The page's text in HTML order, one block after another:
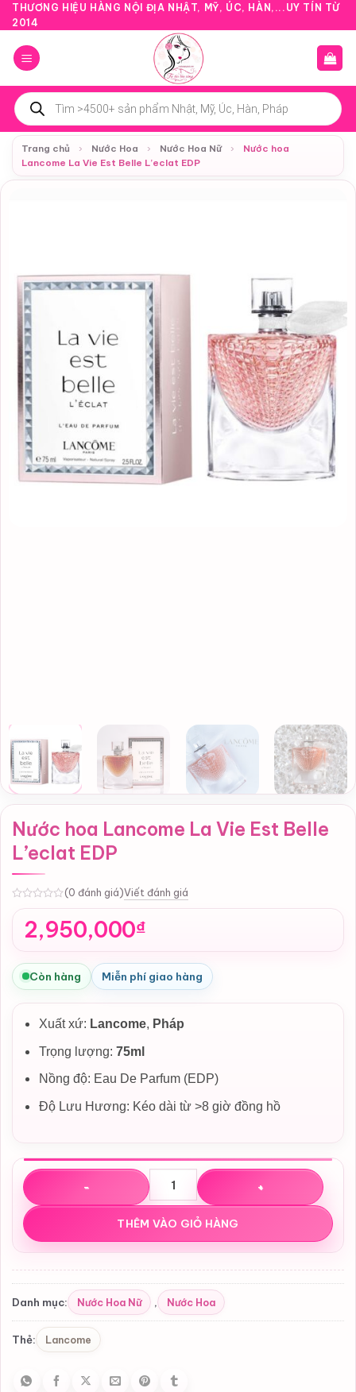
Bỏ
qua
nội
dung
THƯƠNG HIỆU HÀNG NỘI ĐỊA NHẬT, MỸ, ÚC, HÀN,...UY TÍN TỪ
2014
Tìm
kiếm
sản
phẩm
Trang chủ
› Nước Hoa › Nước Hoa Nữ ›
Nước hoa
Lancome La Vie Est Belle L’eclat EDP
Nước hoa Lancome La Vie Est Belle
L’eclat EDP
(0 đánh giá)Viết đánh giá
2,950,000₫
Còn hàng Miễn phí giao hàng
Xuất xứ: Lancome, Pháp
Trọng lượng: 75ml
Nồng độ: Eau De Parfum (EDP)
Độ Lưu Hương: Kéo dài từ >8 giờ đồng hồ
Nước hoa Lancome La Vie Est Belle L'eclat EDP số lượng
THÊM VÀO GIỎ HÀNG
Danh mục: Nước Hoa Nữ , Nước Hoa
Thẻ: Lancome